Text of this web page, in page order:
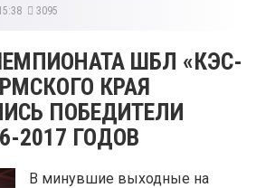
3095
ШБЛ «КЭС-
КРАЯ
ПОБЕДИТЕЛИ
2017 ГОДОВ
В минувшие выходные на